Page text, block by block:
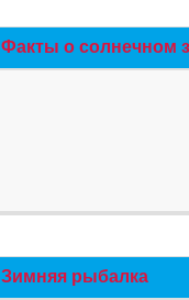
Факты о солнечном
Зимняя рыбалка